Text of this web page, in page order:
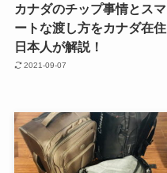
カナダのチップ事情とスマ
ートな渡し方をカナダ在住
日本人が解説！
2021-09-07